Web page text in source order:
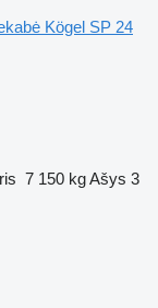
Kögel SP 24
7 150 kgAšys 3